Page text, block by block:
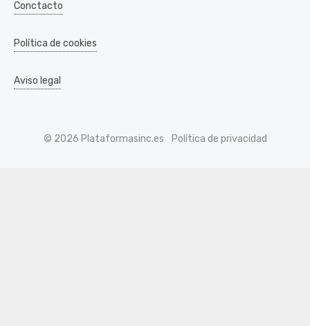
Conctacto
Política de cookies
Aviso legal
© 2026 Plataformasinc.es Política de privacidad